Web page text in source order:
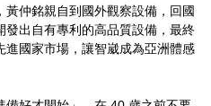
仲銘親自到國外觀察設備，回國
出自有專利的高品質設備，最終
進國家市場，讓智崴成為亞洲體感